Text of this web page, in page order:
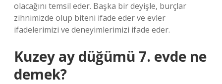
olacağını temsil eder. Başka bir deyişle, burçlar
zihnimizde olup biteni ifade eder ve evler
ifadelerimizi ve deneyimlerimizi ifade eder.
Kuzey ay düğümü 7. evde ne
demek?